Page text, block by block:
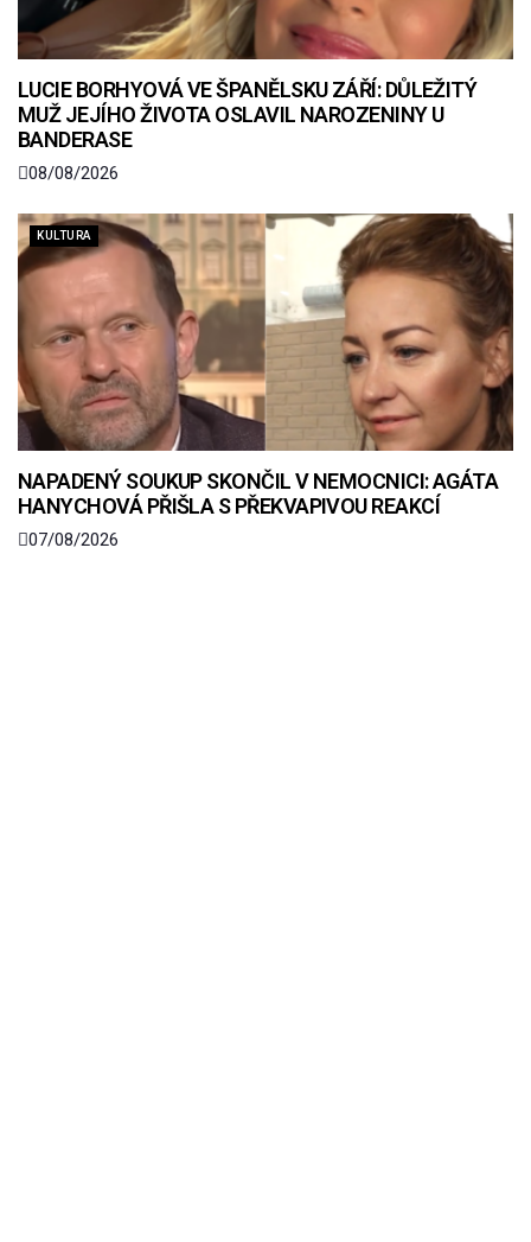
LUCIE BORHYOVÁ VE ŠPANĚLSKU ZÁŘÍ: DŮLEŽITÝ
MUŽ JEJÍHO ŽIVOTA OSLAVIL NAROZENINY U
BANDERASE
08/08/2026
KULTURA
NAPADENÝ SOUKUP SKONČIL V NEMOCNICI: AGÁTA
HANYCHOVÁ PŘIŠLA S PŘEKVAPIVOU REAKCÍ
07/08/2026